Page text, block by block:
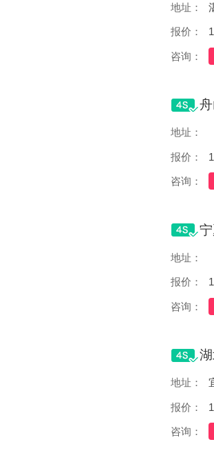
地址：
报价：
咨询：
地址：
报价：
咨询：
地址：
报价：
咨询：
地址：
报价：
咨询：